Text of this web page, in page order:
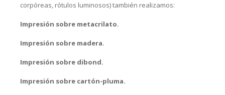
corpóreas, rótulos luminosos) también realizamos:
Impresión sobre metacrilato.
Impresión sobre madera.
Impresión sobre dibond.
Impresión sobre cartón-pluma.